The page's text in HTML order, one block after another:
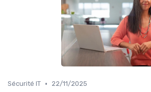
Sécurité IT • 22/11/2025